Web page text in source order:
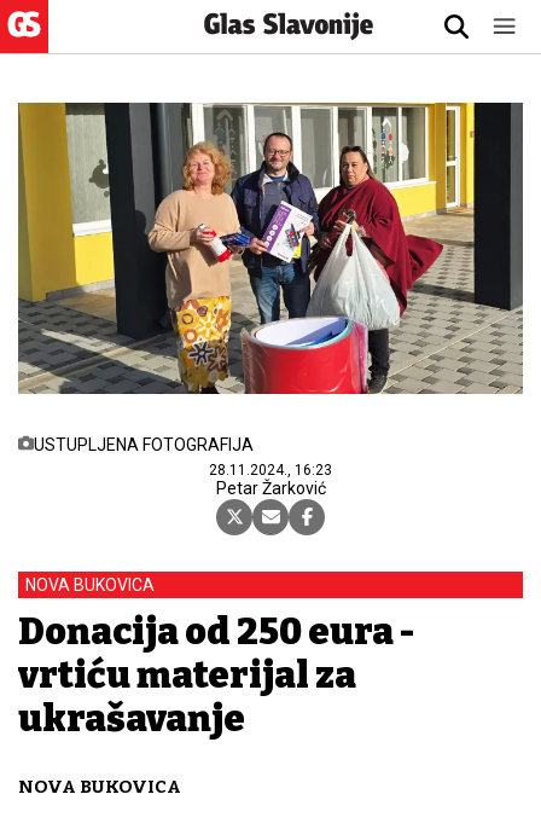
USTUPLJENA FOTOGRAFIJA
28.11.2024., 16:23
Petar Žarković
NOVA BUKOVICA
Donacija od 250 eura -
vrtiću materijal za
ukrašavanje
NOVA BUKOVICA